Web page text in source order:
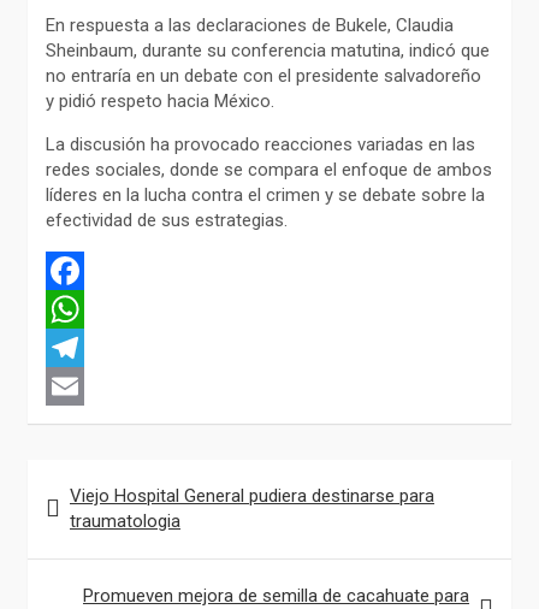
En respuesta a las declaraciones de Bukele, Claudia
Sheinbaum, durante su conferencia matutina, indicó que
no entraría en un debate con el presidente salvadoreño
y pidió respeto hacia México.
La discusión ha provocado reacciones variadas en las
redes sociales, donde se compara el enfoque de ambos
líderes en la lucha contra el crimen y se debate sobre la
efectividad de sus estrategias.
F
a
c
e
o
W
h
a
s
T
e
e
E
a
de
entradas
Viejo Hospital General pudiera destinarse para
traumatologia
Promueven mejora de semilla de cacahuate para